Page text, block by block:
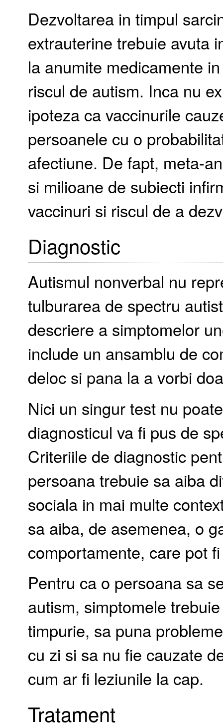
Dezvoltarea in timpul
extrauterine trebuie avuta
la anumite medicamente
riscul de autism. Inca nu
ipoteza ca vaccinurile
persoanele cu o
afectiune. De fapt, meta-
si milioane de subiecti
vaccinuri si riscul de a
Diagnostic
Autismul nonverbal nu
tulburarea de spectru
descriere a simptomelor
include un ansamblu de
deloc si pana la a vorbi
Nici un singur test nu
diagnosticul va fi pus de
Criteriile de diagnostic
persoana trebuie sa aiba
sociala in mai multe
sa aiba, de asemenea, o
comportamente, care pot
Pentru ca o persoana sa
autism, simptomele
timpurie, sa puna
cu zi si sa nu fie cauzate
cum ar fi leziunile la cap.
Tratament